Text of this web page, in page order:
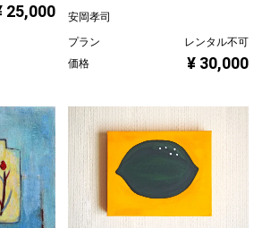
25,000
安岡孝司
プラン
レンタル不可
価格
¥ 30,000